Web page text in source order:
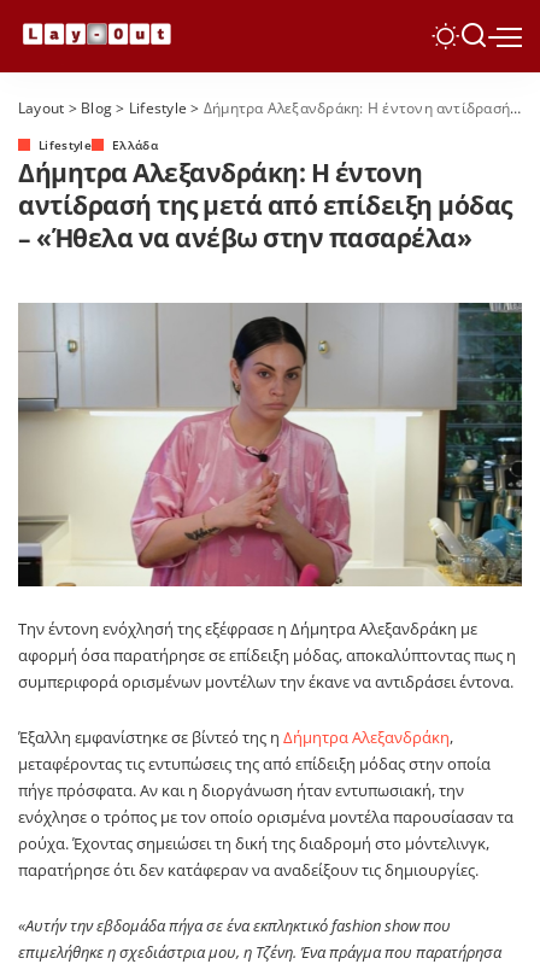
Layout > Blog> Lifestyle > Δήμητρα Αλεξανδράκη: Η έντονη αντίδρασή της μετά από επίδειξη μόδας – «Ήθελα να ανέβω στην πασαρέλα»
Lifestyle Ελλάδα
Δήμητρα Αλεξανδράκη: Η έντονη
αντίδρασή της μετά από επίδειξη μόδας
– «Ήθελα να ανέβω στην πασαρέλα»
Την έντονη ενόχλησή της εξέφρασε η Δήμητρα Αλεξανδράκη με
αφορμή όσα παρατήρησε σε επίδειξη μόδας, αποκαλύπτοντας πως η
συμπεριφορά ορισμένων μοντέλων την έκανε να αντιδράσει έντονα.
Έξαλλη εμφανίστηκε σε βίντεό της η Δήμητρα Αλεξανδράκη,
μεταφέροντας τις εντυπώσεις της από επίδειξη μόδας στην οποία
πήγε πρόσφατα. Αν και η διοργάνωση ήταν εντυπωσιακή, την
ενόχλησε ο τρόπος με τον οποίο ορισμένα μοντέλα παρουσίασαν τα
ρούχα. Έχοντας σημειώσει τη δική της διαδρομή στο μόντελινγκ,
παρατήρησε ότι δεν κατάφεραν να αναδείξουν τις δημιουργίες.
«Αυτήν την εβδομάδα πήγα σε ένα εκπληκτικό fashion show που
επιμελήθηκε η σχεδιάστρια μου, η Τζένη. Ένα πράγμα που παρατήρησα